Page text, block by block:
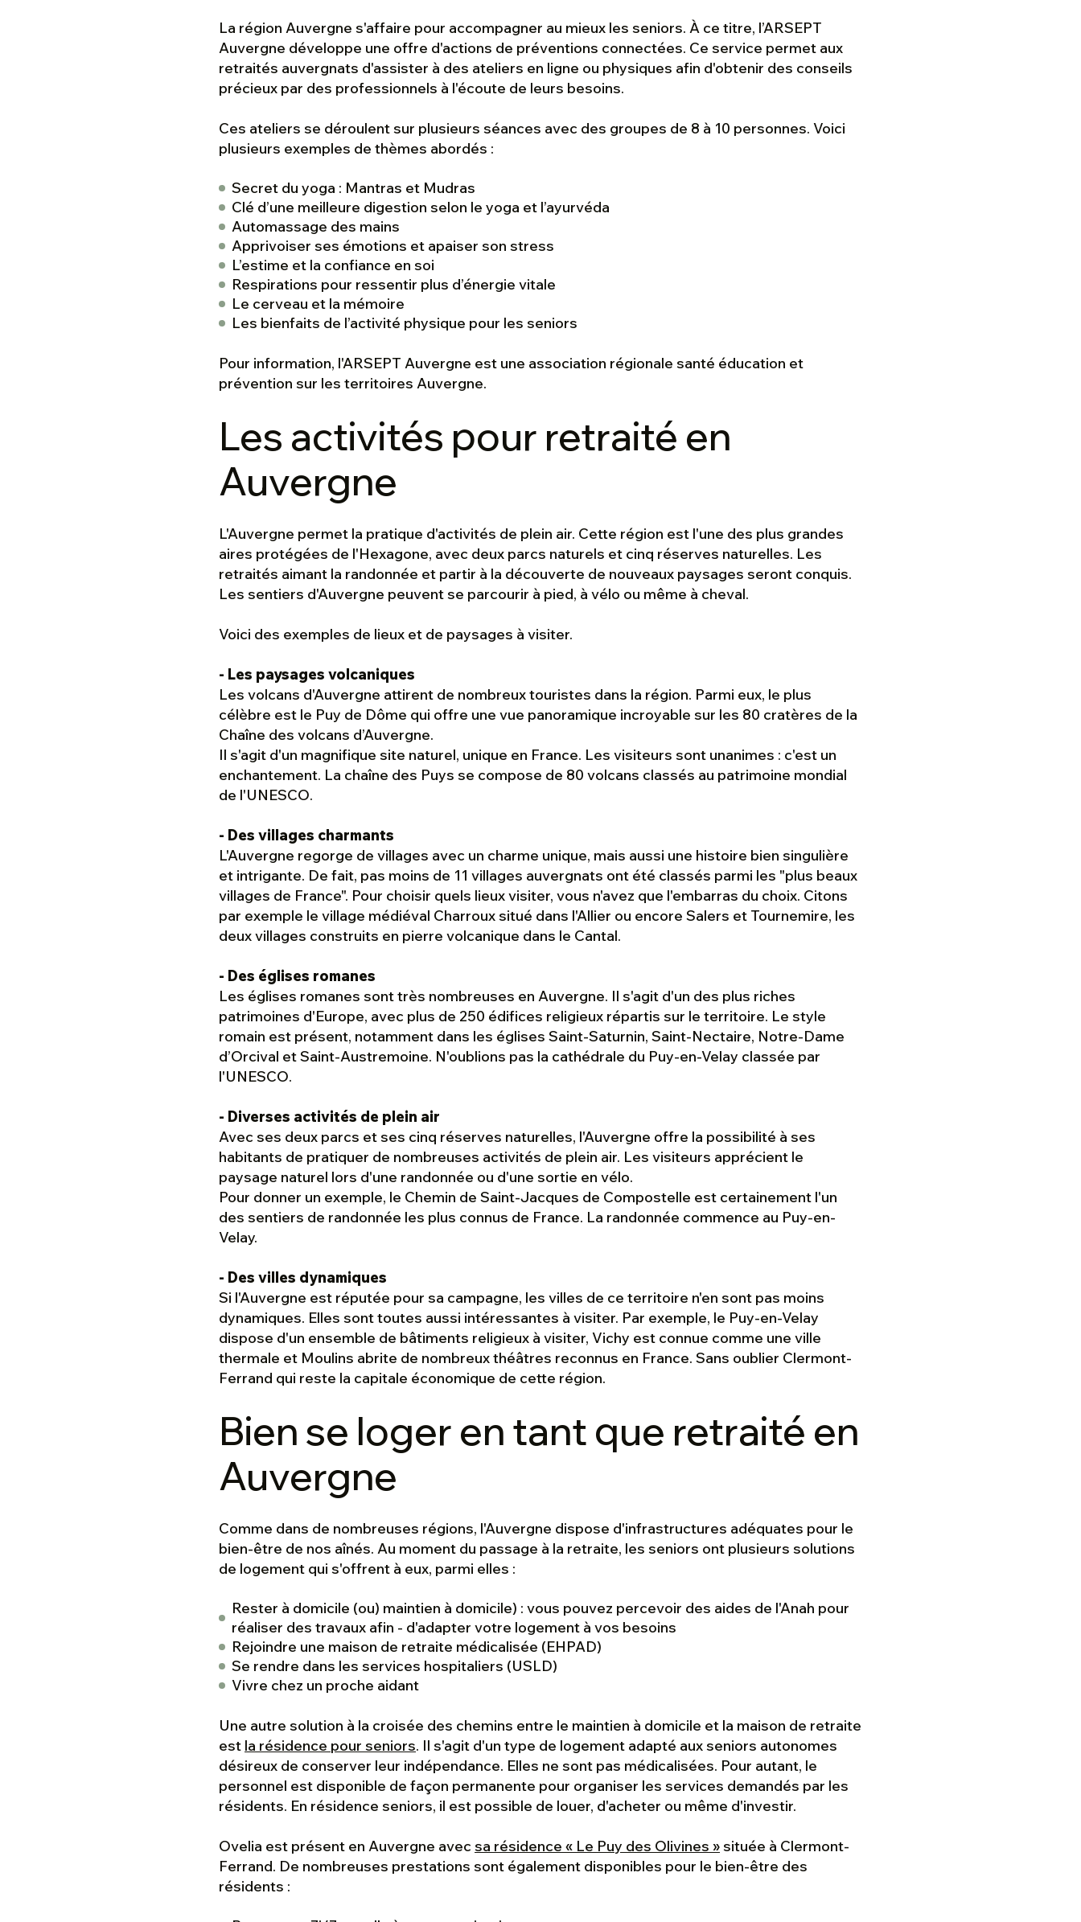
La région Auvergne s'affaire pour accompagner au mieux les seniors. À ce titre, l’ARSEPT
Auvergne développe une offre d'actions de préventions connectées. Ce service permet aux
retraités auvergnats d'assister à des ateliers en ligne ou physiques afin d'obtenir des conseils
précieux par des professionnels à l'écoute de leurs besoins.
Ces ateliers se déroulent sur plusieurs séances avec des groupes de 8 à 10 personnes. Voici
plusieurs exemples de thèmes abordés :
Secret du yoga : Mantras et Mudras
Clé d’une meilleure digestion selon le yoga et l’ayurvéda
Automassage des mains
Apprivoiser ses émotions et apaiser son stress
L’estime et la confiance en soi
Respirations pour ressentir plus d’énergie vitale
Le cerveau et la mémoire
Les bienfaits de l’activité physique pour les seniors
Pour information, l'ARSEPT Auvergne est une association régionale santé éducation et
prévention sur les territoires Auvergne.
Les activités pour retraité en
Auvergne
L'Auvergne permet la pratique d'activités de plein air. Cette région est l'une des plus grandes
aires protégées de l'Hexagone, avec deux parcs naturels et cinq réserves naturelles. Les
retraités aimant la randonnée et partir à la découverte de nouveaux paysages seront conquis.
Les sentiers d'Auvergne peuvent se parcourir à pied, à vélo ou même à cheval.
Voici des exemples de lieux et de paysages à visiter.
- Les paysages volcaniques
Les volcans d'Auvergne attirent de nombreux touristes dans la région. Parmi eux, le plus
célèbre est le Puy de Dôme qui offre une vue panoramique incroyable sur les 80 cratères de la
Chaîne des volcans d’Auvergne.
Il s'agit d'un magnifique site naturel, unique en France. Les visiteurs sont unanimes : c'est un
enchantement. La chaîne des Puys se compose de 80 volcans classés au patrimoine mondial
de l'UNESCO.
- Des villages charmants
L'Auvergne regorge de villages avec un charme unique, mais aussi une histoire bien singulière
et intrigante. De fait, pas moins de 11 villages auvergnats ont été classés parmi les "plus beaux
villages de France". Pour choisir quels lieux visiter, vous n'avez que l'embarras du choix. Citons
par exemple le village médiéval Charroux situé dans l'Allier ou encore Salers et Tournemire, les
deux villages construits en pierre volcanique dans le Cantal.
- Des églises romanes
Les églises romanes sont très nombreuses en Auvergne. Il s'agit d'un des plus riches
patrimoines d'Europe, avec plus de 250 édifices religieux répartis sur le territoire. Le style
romain est présent, notamment dans les églises Saint-Saturnin, Saint-Nectaire, Notre-Dame
d’Orcival et Saint-Austremoine. N'oublions pas la cathédrale du Puy-en-Velay classée par
l'UNESCO.
- Diverses activités de plein air
Avec ses deux parcs et ses cinq réserves naturelles, l'Auvergne offre la possibilité à ses
habitants de pratiquer de nombreuses activités de plein air. Les visiteurs apprécient le
paysage naturel lors d'une randonnée ou d'une sortie en vélo.
Pour donner un exemple, le Chemin de Saint-Jacques de Compostelle est certainement l'un
des sentiers de randonnée les plus connus de France. La randonnée commence au Puy-en-
Velay.
- Des villes dynamiques
Si l'Auvergne est réputée pour sa campagne, les villes de ce territoire n'en sont pas moins
dynamiques. Elles sont toutes aussi intéressantes à visiter. Par exemple, le Puy-en-Velay
dispose d'un ensemble de bâtiments religieux à visiter, Vichy est connue comme une ville
thermale et Moulins abrite de nombreux théâtres reconnus en France. Sans oublier Clermont-
Ferrand qui reste la capitale économique de cette région.
Bien se loger en tant que retraité en
Auvergne
Comme dans de nombreuses régions, l'Auvergne dispose d'infrastructures adéquates pour le
bien-être de nos aînés. Au moment du passage à la retraite, les seniors ont plusieurs solutions
de logement qui s'offrent à eux, parmi elles :
Rester à domicile (ou) maintien à domicile) : vous pouvez percevoir des aides de l'Anah pour
réaliser des travaux afin - d'adapter votre logement à vos besoins
Rejoindre une maison de retraite médicalisée (EHPAD)
Se rendre dans les services hospitaliers (USLD)
Vivre chez un proche aidant
Une autre solution à la croisée des chemins entre le maintien à domicile et la maison de retraite
est la résidence pour seniors. Il s'agit d'un type de logement adapté aux seniors autonomes
désireux de conserver leur indépendance. Elles ne sont pas médicalisées. Pour autant, le
personnel est disponible de façon permanente pour organiser les services demandés par les
résidents. En résidence seniors, il est possible de louer, d'acheter ou même d'investir.
Ovelia est présent en Auvergne avec sa résidence « Le Puy des Olivines »située à Clermont-
Ferrand. De nombreuses prestations sont également disponibles pour le bien-être des
résidents :